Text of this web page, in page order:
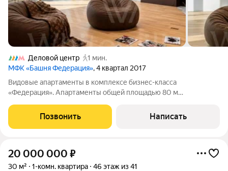
Деловой центр
1 мин.
МФК «Башня Федерация», 4 квартал 2017
Видовые апартаменты в комплексе бизнес-класса
«Федерация». Апартаменты общей площадью 80 м
оформлен в стиле Louis Vuitton. Установлена система
вентиляции и очистки воздуха. Просторная студия включает
Позвонить Написать
20 000 000 ₽
30 м² 1-комн. квартира 46 этаж из 41